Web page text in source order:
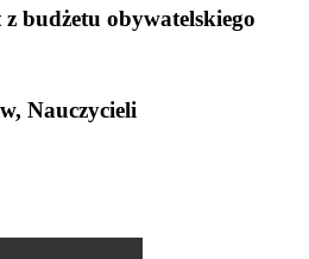
budżetu obywatelskiego
Nauczycieli